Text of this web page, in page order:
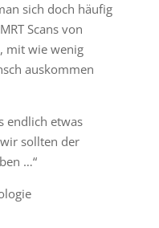
sich doch häufig
Scans von
mit wie wenig
auskommen
endlich etwas
sollten der
…“